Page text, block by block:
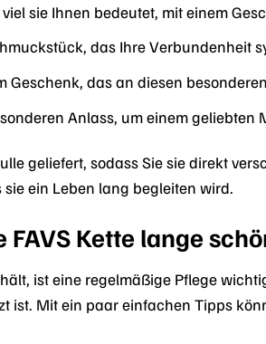
sie Ihnen bedeutet, mit einem
das Ihre Verbundenheit
Geschenk, das an diesen
Anlass, um einem geliebten
geliefert, sodass Sie sie direkt
ein Leben lang begleiten wird.
Kette lange
ist eine regelmäßige Pflege
ist. Mit ein paar einfachen Tipps